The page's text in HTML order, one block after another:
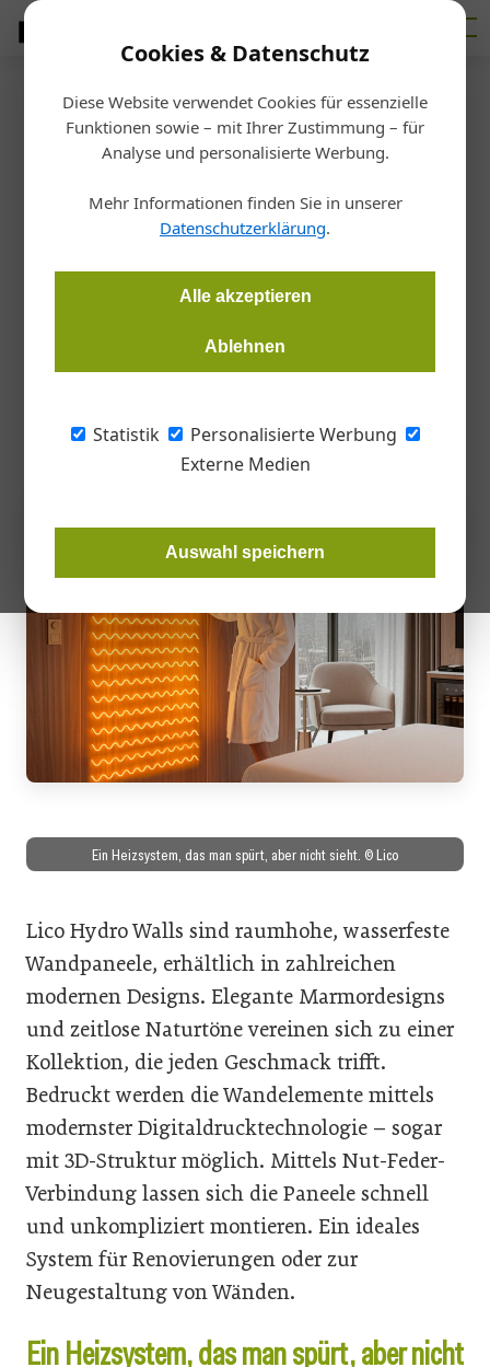
Cookies & Datenschutz
Diese Website verwendet Cookies für essenzielle
Funktionen sowie – mit Ihrer Zustimmung – für
Analyse und personalisierte Werbung.
Mehr Informationen finden Sie in unserer
Datenschutzerklärung.
Alle akzeptieren
Ablehnen
Statistik
Personalisierte Werbung
Externe Medien
Auswahl speichern
Startseite/ Heizung
Die Wärme kommt aus der
Wand
Design, Komfort und Wärme verschmelzen zu einem Element.
Mit der neuen Lico Heat+Wall entsteht eine Wandlösung, die
und sehr effizient.
Ein Heizsystem, das man spürt, aber nicht sieht. © Lico
Lico Hydro Walls sind raumhohe, wasserfeste
Wandpaneele, erhältlich in zahlreichen
modernen Designs. Elegante Marmordesigns
und zeitlose Naturtöne vereinen sich zu einer
Kollektion, die jeden Geschmack trifft.
Bedruckt werden die Wandelemente mittels
modernster Digitaldrucktechnologie – sogar
mit 3D-Struktur möglich. Mittels Nut-Feder-
Verbindung lassen sich die Paneele schnell
und unkompliziert montieren. Ein ideales
System für Renovierungen oder zur
Neugestaltung von Wänden.
Ein Heizsystem, das man spürt, aber nicht